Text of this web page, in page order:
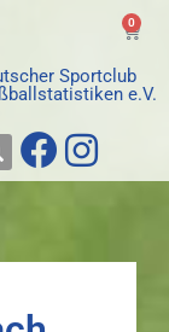
Sportclub
e.V.
0